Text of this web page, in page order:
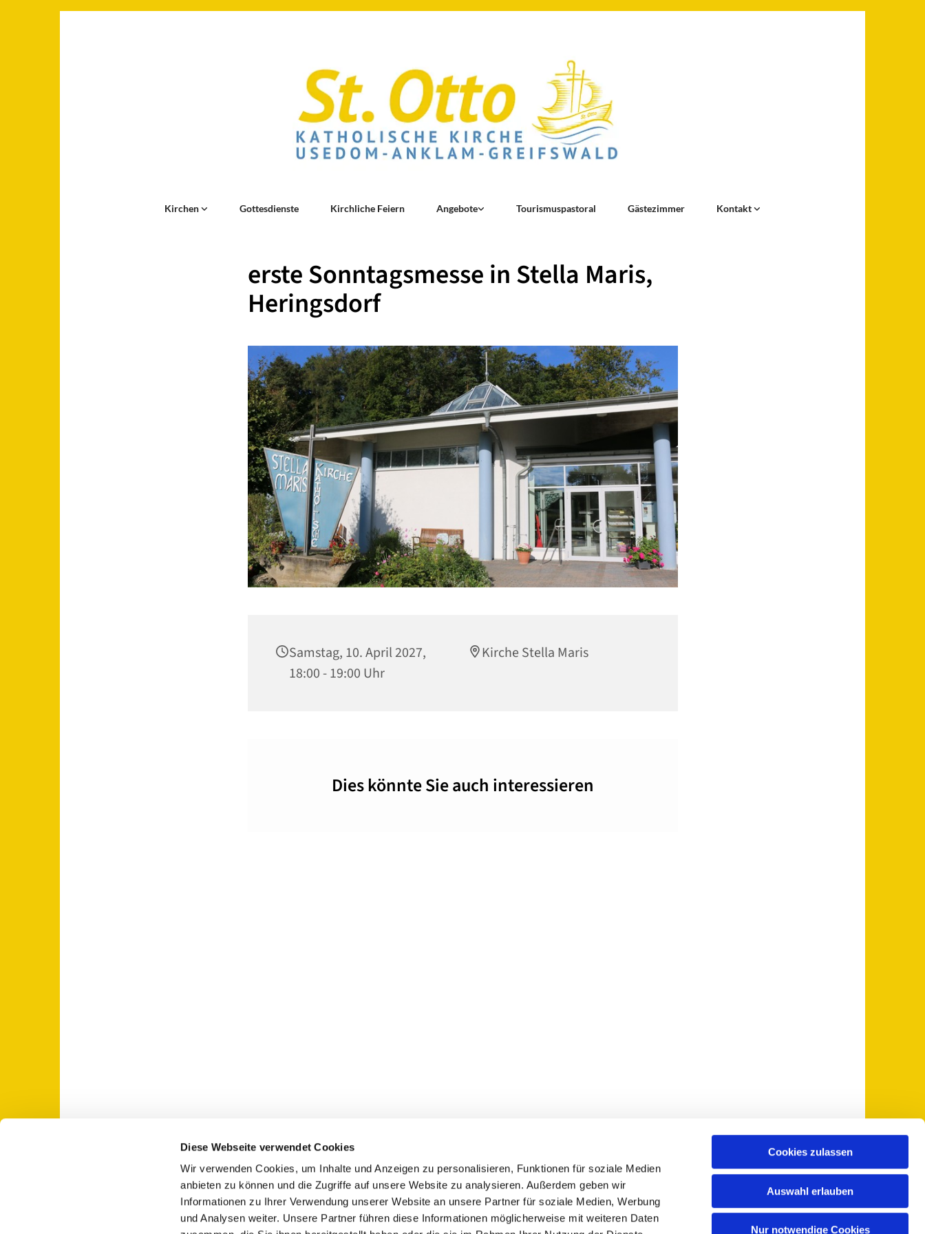
Diese Webseite verwendet Cookies
Wir verwenden Cookies, um Inhalte und Anzeigen zu personalisieren, Funktionen für soziale Medien
anbieten zu können und die Zugriffe auf unsere Website zu analysieren. Außerdem geben wir
Informationen zu Ihrer Verwendung unserer Website an unsere Partner für soziale Medien, Werbung
und Analysen weiter. Unsere Partner führen diese Informationen möglicherweise mit weiteren Daten
Cookies zulassen
Auswahl erlauben
Nur notwendige Cookies
Kirchen Gottesdienste Kirchliche Feiern Angebote Tourismuspastoral Gästezimmer Kontakt
erste Sonntagsmesse in Stella Maris,
Heringsdorf
Samstag, 10. April 2027,
18:00 - 19:00 Uhr
Kirche Stella Maris
Dies könnte Sie auch interessieren
St. Otto: Katholische Kirche Usedom-Anklam-Greifswald · Bahnhofstr. 15, 17489 Greifswald+49 3834 5735-0
pfarramt@sankt-otto.de
Kontaktinformationen
Impressum
Hinweisgebersystem